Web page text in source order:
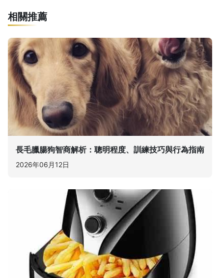
相關推薦
長毛臘腸狗智商解析：聰明程度、訓練技巧與行為指南
2026年06月12日